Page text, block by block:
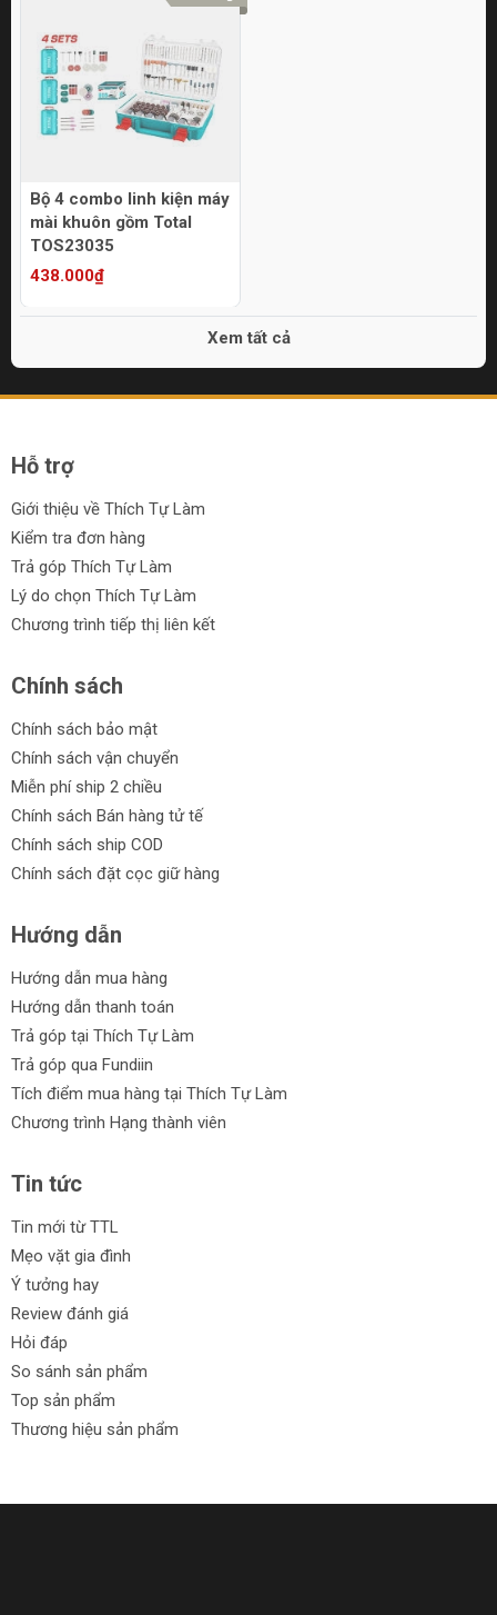
Bộ 4 combo linh kiện máy
mài khuôn gồm Total
TOS23035
438.000₫
Xem tất cả
Hỗ trợ
Giới thiệu về Thích Tự Làm
Kiểm tra đơn hàng
Trả góp Thích Tự Làm
Lý do chọn Thích Tự Làm
Chương trình tiếp thị liên kết
Chính sách
Chính sách bảo mật
Chính sách vận chuyển
Miễn phí ship 2 chiều
Chính sách Bán hàng tử tế
Chính sách ship COD
Chính sách đặt cọc giữ hàng
Hướng dẫn
Hướng dẫn mua hàng
Hướng dẫn thanh toán
Trả góp tại Thích Tự Làm
Trả góp qua Fundiin
Tích điểm mua hàng tại Thích Tự Làm
Chương trình Hạng thành viên
Tin tức
Tin mới từ TTL
Mẹo vặt gia đình
Ý tưởng hay
Review đánh giá
Hỏi đáp
So sánh sản phẩm
Top sản phẩm
Thương hiệu sản phẩm